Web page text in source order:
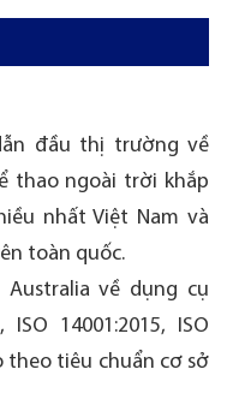
đầu thị trường về
thao ngoài trời khắp
nhất Việt Nam và
toàn quốc.
về dụng cụ
14001:2015, ISO
theo tiêu chuẩn cơ sở